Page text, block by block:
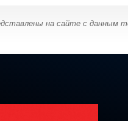
на сайте с данным